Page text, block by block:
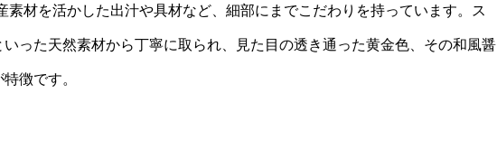
素材を活かした出汁や具材など、細部にまでこだわりを持っています。ス
った天然素材から丁寧に取られ、見た目の透き通った黄金色、その和風醤
徴です。